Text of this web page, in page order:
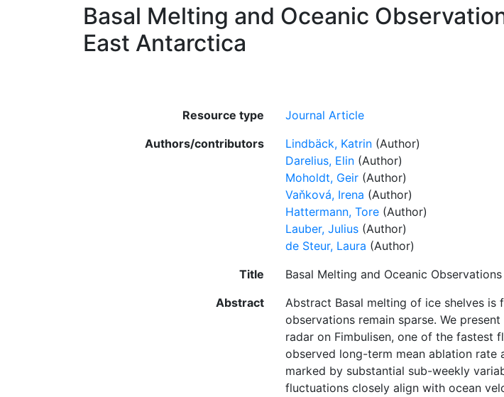
Basal Melting and Oceanic
East Antarctica
Resource type
Journal Article
Authors/contributors
Lindbäck, Katrin (Author)
Darelius, Elin (Author)
Moholdt, Geir (Author)
Vaňková, Irena (Author)
Hattermann, Tore (Author)
Lauber, Julius (Author)
de Steur, Laura (Author)
Title
Basal Melting and Oceanic
Abstract
Abstract Basal melting of ice shelves
observations remain sparse. We
radar on Fimbulisen, one of the fastest
observed long-term mean ablation rate
marked by substantial sub-weekly
fluctuations closely align with ocean